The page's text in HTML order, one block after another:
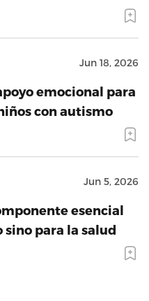
Jun 18, 2026
emocional para
con autismo
Jun 5, 2026
esencial
sino para la salud